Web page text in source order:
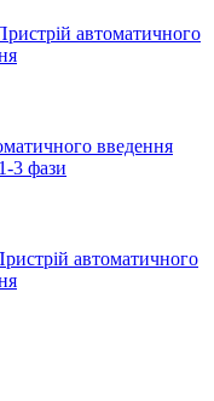
автоматичного
введення
3 фази
автоматичного